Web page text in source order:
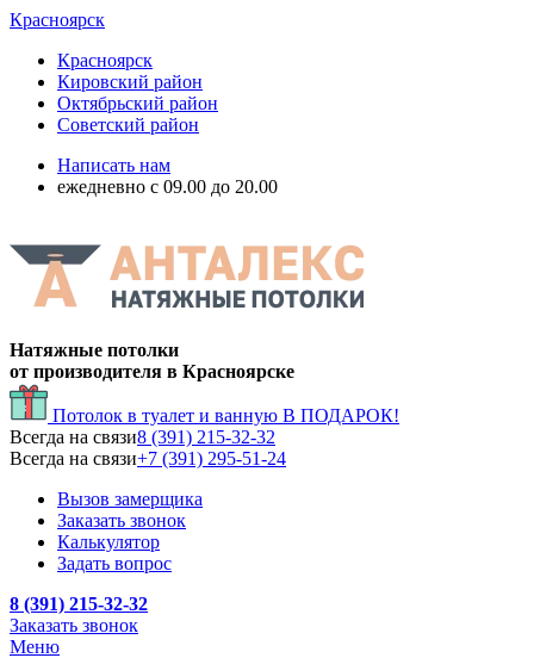
Красноярск
Красноярск
Кировский район
Октябрьский район
Советский район
Написать нам
ежедневно с 09.00 до 20.00
Натяжные потолки
от производителя в Красноярске
Потолок в туалет и ванную В ПОДАРОК!
Всегда на связи8 (391) 215-32-32
Всегда на связи+7 (391) 295-51-24
Вызов замерщика
Заказать звонок
Калькулятор
Задать вопрос
8 (391) 215-32-32
Заказать звонок
Меню